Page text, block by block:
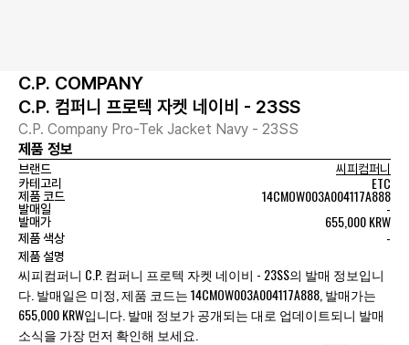
C.P. COMPANY
C.P. 컴퍼니 프로텍 자켓 네이비 - 23SS
C.P. Company Pro-Tek Jacket Navy - 23SS
제품 정보
브랜드
씨피컴퍼니
카테고리
ETC
제품 코드 14CMOW003A004117A888
발매일 -
발매가 655,000 KRW
제품 색상 -
제품 설명
씨피컴퍼니 C.P. 컴퍼니 프로텍 자켓 네이비 - 23SS의 발매 정보입니
다. 발매일은 미정, 제품 코드는 14CMOW003A004117A888, 발매가는
655,000 KRW입니다. 발매 정보가 공개되는 대로 업데이트되니 발매
소식을 가장 먼저 확인해 보세요.